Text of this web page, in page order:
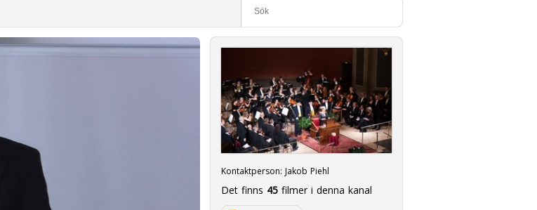
Kontaktperson: Jakob Piehl
Det finns 45filmer i denna kanal